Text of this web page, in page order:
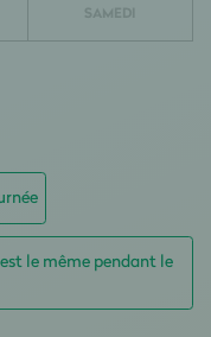
SAMEDI
le même pendant le